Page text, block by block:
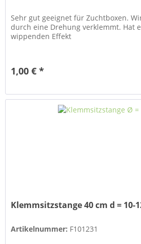
Sehr gut geeignet für Zuchtboxen.
durch eine Drehung verklemmt. Hat
wippenden Effekt
1,00 € *
Klemmsitzstange 40 cm d = 10-
Artikelnummer: F101231